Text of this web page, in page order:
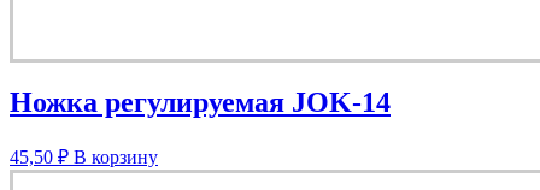
Ножка регулируемая JOK-14
45,50 ₽ В корзину